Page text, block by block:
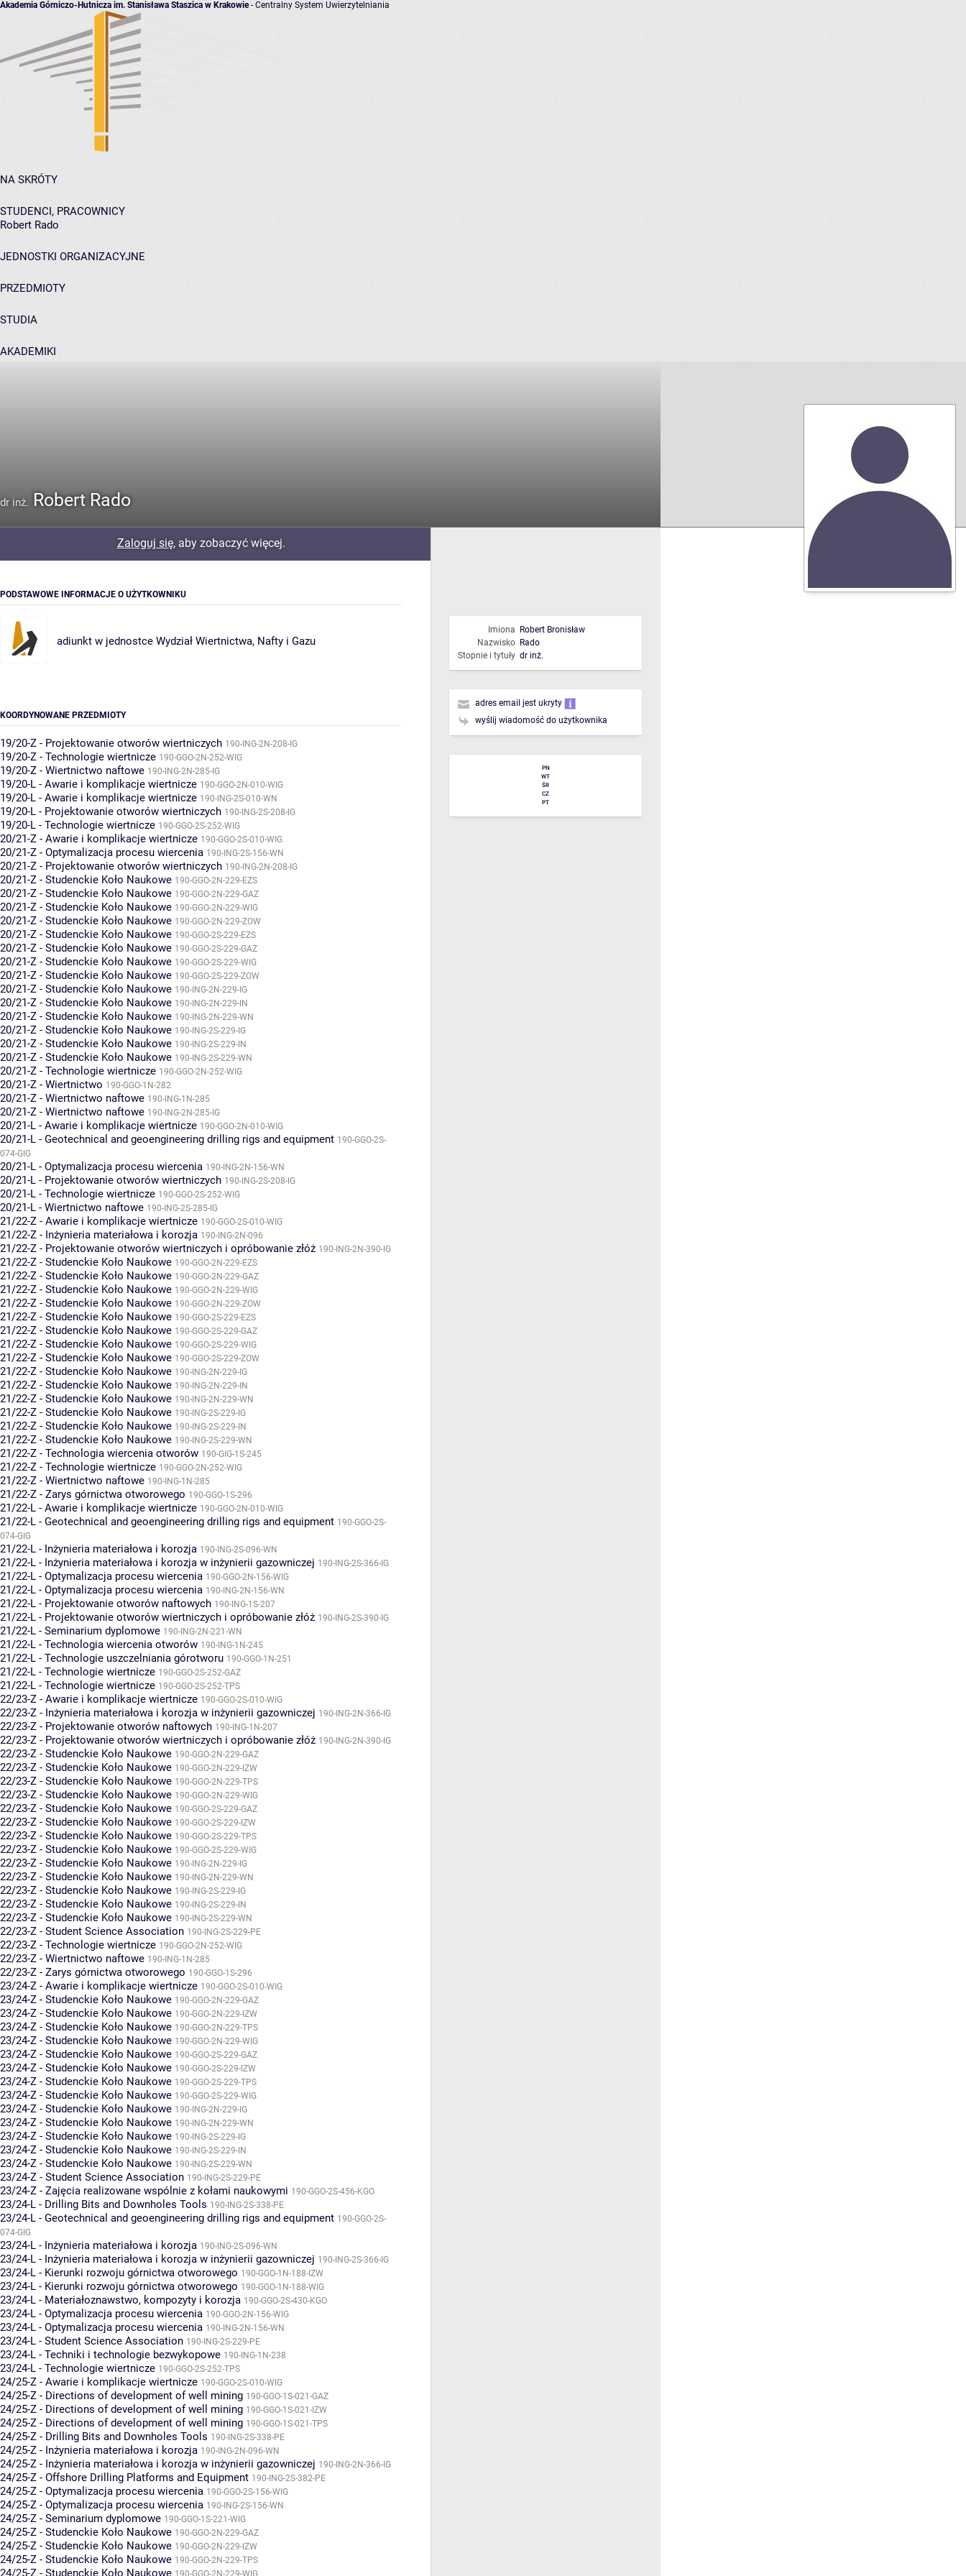
Akademia Górniczo-Hutnicza im. Stanisława Staszica w Krakowie- Centralny System Uwierzytelniania
NA SKRÓTY
STUDENCI, PRACOWNICY
Robert Rado
JEDNOSTKI ORGANIZACYJNE
PRZEDMIOTY
STUDIA
AKADEMIKI
dr inż. Robert Rado
Zaloguj się, aby zobaczyć więcej.
PODSTAWOWE INFORMACJE O UŻYTKOWNIKU
adiunkt w jednostce Wydział Wiertnictwa, Nafty i Gazu
KOORDYNOWANE PRZEDMIOTY
19/20-Z - Projektowanie otworów wiertniczych 190-ING-2N-208-IG
19/20-Z - Technologie wiertnicze 190-GGO-2N-252-WIG
19/20-Z - Wiertnictwo naftowe 190-ING-2N-285-IG
19/20-L - Awarie i komplikacje wiertnicze 190-GGO-2N-010-WIG
19/20-L - Awarie i komplikacje wiertnicze 190-ING-2S-010-WN
19/20-L - Projektowanie otworów wiertniczych 190-ING-2S-208-IG
19/20-L - Technologie wiertnicze 190-GGO-2S-252-WIG
20/21-Z - Awarie i komplikacje wiertnicze 190-GGO-2S-010-WIG
20/21-Z - Optymalizacja procesu wiercenia 190-ING-2S-156-WN
20/21-Z - Projektowanie otworów wiertniczych 190-ING-2N-208-IG
20/21-Z - Studenckie Koło Naukowe 190-GGO-2N-229-EZS
20/21-Z - Studenckie Koło Naukowe 190-GGO-2N-229-GAZ
20/21-Z - Studenckie Koło Naukowe 190-GGO-2N-229-WIG
20/21-Z - Studenckie Koło Naukowe 190-GGO-2N-229-ZOW
20/21-Z - Studenckie Koło Naukowe 190-GGO-2S-229-EZS
20/21-Z - Studenckie Koło Naukowe 190-GGO-2S-229-GAZ
20/21-Z - Studenckie Koło Naukowe 190-GGO-2S-229-WIG
20/21-Z - Studenckie Koło Naukowe 190-GGO-2S-229-ZOW
20/21-Z - Studenckie Koło Naukowe 190-ING-2N-229-IG
20/21-Z - Studenckie Koło Naukowe 190-ING-2N-229-IN
20/21-Z - Studenckie Koło Naukowe 190-ING-2N-229-WN
20/21-Z - Studenckie Koło Naukowe 190-ING-2S-229-IG
20/21-Z - Studenckie Koło Naukowe 190-ING-2S-229-IN
20/21-Z - Studenckie Koło Naukowe 190-ING-2S-229-WN
20/21-Z - Technologie wiertnicze 190-GGO-2N-252-WIG
20/21-Z - Wiertnictwo 190-GGO-1N-282
20/21-Z - Wiertnictwo naftowe 190-ING-1N-285
20/21-Z - Wiertnictwo naftowe 190-ING-2N-285-IG
20/21-L - Awarie i komplikacje wiertnicze 190-GGO-2N-010-WIG
20/21-L - Geotechnical and geoengineering drilling rigs and equipment 190-GGO-2S-
074-GIG
20/21-L - Optymalizacja procesu wiercenia 190-ING-2N-156-WN
20/21-L - Projektowanie otworów wiertniczych 190-ING-2S-208-IG
20/21-L - Technologie wiertnicze 190-GGO-2S-252-WIG
20/21-L - Wiertnictwo naftowe 190-ING-2S-285-IG
21/22-Z - Awarie i komplikacje wiertnicze 190-GGO-2S-010-WIG
21/22-Z - Inżynieria materiałowa i korozja 190-ING-2N-096
21/22-Z - Projektowanie otworów wiertniczych i opróbowanie złóż 190-ING-2N-390-IG
21/22-Z - Studenckie Koło Naukowe 190-GGO-2N-229-EZS
21/22-Z - Studenckie Koło Naukowe 190-GGO-2N-229-GAZ
21/22-Z - Studenckie Koło Naukowe 190-GGO-2N-229-WIG
21/22-Z - Studenckie Koło Naukowe 190-GGO-2N-229-ZOW
21/22-Z - Studenckie Koło Naukowe 190-GGO-2S-229-EZS
21/22-Z - Studenckie Koło Naukowe 190-GGO-2S-229-GAZ
21/22-Z - Studenckie Koło Naukowe 190-GGO-2S-229-WIG
21/22-Z - Studenckie Koło Naukowe 190-GGO-2S-229-ZOW
21/22-Z - Studenckie Koło Naukowe 190-ING-2N-229-IG
21/22-Z - Studenckie Koło Naukowe 190-ING-2N-229-IN
21/22-Z - Studenckie Koło Naukowe 190-ING-2N-229-WN
21/22-Z - Studenckie Koło Naukowe 190-ING-2S-229-IG
21/22-Z - Studenckie Koło Naukowe 190-ING-2S-229-IN
21/22-Z - Studenckie Koło Naukowe 190-ING-2S-229-WN
21/22-Z - Technologia wiercenia otworów 190-GIG-1S-245
21/22-Z - Technologie wiertnicze 190-GGO-2N-252-WIG
21/22-Z - Wiertnictwo naftowe 190-ING-1N-285
21/22-Z - Zarys górnictwa otworowego 190-GGO-1S-296
21/22-L - Awarie i komplikacje wiertnicze 190-GGO-2N-010-WIG
21/22-L - Geotechnical and geoengineering drilling rigs and equipment 190-GGO-2S-
074-GIG
21/22-L - Inżynieria materiałowa i korozja 190-ING-2S-096-WN
21/22-L - Inżynieria materiałowa i korozja w inżynierii gazowniczej 190-ING-2S-366-IG
21/22-L - Optymalizacja procesu wiercenia 190-GGO-2N-156-WIG
21/22-L - Optymalizacja procesu wiercenia 190-ING-2N-156-WN
21/22-L - Projektowanie otworów naftowych 190-ING-1S-207
21/22-L - Projektowanie otworów wiertniczych i opróbowanie złóż 190-ING-2S-390-IG
21/22-L - Seminarium dyplomowe 190-ING-2N-221-WN
21/22-L - Technologia wiercenia otworów 190-ING-1N-245
21/22-L - Technologie uszczelniania górotworu 190-GGO-1N-251
21/22-L - Technologie wiertnicze 190-GGO-2S-252-GAZ
21/22-L - Technologie wiertnicze 190-GGO-2S-252-TPS
22/23-Z - Awarie i komplikacje wiertnicze 190-GGO-2S-010-WIG
22/23-Z - Inżynieria materiałowa i korozja w inżynierii gazowniczej 190-ING-2N-366-IG
22/23-Z - Projektowanie otworów naftowych 190-ING-1N-207
22/23-Z - Projektowanie otworów wiertniczych i opróbowanie złóż 190-ING-2N-390-IG
22/23-Z - Studenckie Koło Naukowe 190-GGO-2N-229-GAZ
22/23-Z - Studenckie Koło Naukowe 190-GGO-2N-229-IZW
22/23-Z - Studenckie Koło Naukowe 190-GGO-2N-229-TPS
22/23-Z - Studenckie Koło Naukowe 190-GGO-2N-229-WIG
22/23-Z - Studenckie Koło Naukowe 190-GGO-2S-229-GAZ
22/23-Z - Studenckie Koło Naukowe 190-GGO-2S-229-IZW
22/23-Z - Studenckie Koło Naukowe 190-GGO-2S-229-TPS
22/23-Z - Studenckie Koło Naukowe 190-GGO-2S-229-WIG
22/23-Z - Studenckie Koło Naukowe 190-ING-2N-229-IG
22/23-Z - Studenckie Koło Naukowe 190-ING-2N-229-WN
22/23-Z - Studenckie Koło Naukowe 190-ING-2S-229-IG
22/23-Z - Studenckie Koło Naukowe 190-ING-2S-229-IN
22/23-Z - Studenckie Koło Naukowe 190-ING-2S-229-WN
22/23-Z - Student Science Association 190-ING-2S-229-PE
22/23-Z - Technologie wiertnicze 190-GGO-2N-252-WIG
22/23-Z - Wiertnictwo naftowe 190-ING-1N-285
22/23-Z - Zarys górnictwa otworowego 190-GGO-1S-296
23/24-Z - Awarie i komplikacje wiertnicze 190-GGO-2S-010-WIG
23/24-Z - Studenckie Koło Naukowe 190-GGO-2N-229-GAZ
23/24-Z - Studenckie Koło Naukowe 190-GGO-2N-229-IZW
23/24-Z - Studenckie Koło Naukowe 190-GGO-2N-229-TPS
23/24-Z - Studenckie Koło Naukowe 190-GGO-2N-229-WIG
23/24-Z - Studenckie Koło Naukowe 190-GGO-2S-229-GAZ
23/24-Z - Studenckie Koło Naukowe 190-GGO-2S-229-IZW
23/24-Z - Studenckie Koło Naukowe 190-GGO-2S-229-TPS
23/24-Z - Studenckie Koło Naukowe 190-GGO-2S-229-WIG
23/24-Z - Studenckie Koło Naukowe 190-ING-2N-229-IG
23/24-Z - Studenckie Koło Naukowe 190-ING-2N-229-WN
23/24-Z - Studenckie Koło Naukowe 190-ING-2S-229-IG
23/24-Z - Studenckie Koło Naukowe 190-ING-2S-229-IN
23/24-Z - Studenckie Koło Naukowe 190-ING-2S-229-WN
23/24-Z - Student Science Association 190-ING-2S-229-PE
23/24-Z - Zajęcia realizowane wspólnie z kołami naukowymi 190-GGO-2S-456-KGO
23/24-L - Drilling Bits and Downholes Tools 190-ING-2S-338-PE
23/24-L - Geotechnical and geoengineering drilling rigs and equipment 190-GGO-2S-
074-GIG
23/24-L - Inżynieria materiałowa i korozja 190-ING-2S-096-WN
23/24-L - Inżynieria materiałowa i korozja w inżynierii gazowniczej 190-ING-2S-366-IG
23/24-L - Kierunki rozwoju górnictwa otworowego 190-GGO-1N-188-IZW
23/24-L - Kierunki rozwoju górnictwa otworowego 190-GGO-1N-188-WIG
23/24-L - Materiałoznawstwo, kompozyty i korozja 190-GGO-2S-430-KGO
23/24-L - Optymalizacja procesu wiercenia 190-GGO-2N-156-WIG
23/24-L - Optymalizacja procesu wiercenia 190-ING-2N-156-WN
23/24-L - Student Science Association 190-ING-2S-229-PE
23/24-L - Techniki i technologie bezwykopowe 190-ING-1N-238
23/24-L - Technologie wiertnicze 190-GGO-2S-252-TPS
24/25-Z - Awarie i komplikacje wiertnicze 190-GGO-2S-010-WIG
24/25-Z - Directions of development of well mining 190-GGO-1S-021-GAZ
24/25-Z - Directions of development of well mining 190-GGO-1S-021-IZW
24/25-Z - Directions of development of well mining 190-GGO-1S-021-TPS
24/25-Z - Drilling Bits and Downholes Tools 190-ING-2S-338-PE
24/25-Z - Inżynieria materiałowa i korozja 190-ING-2N-096-WN
24/25-Z - Inżynieria materiałowa i korozja w inżynierii gazowniczej 190-ING-2N-366-IG
24/25-Z - Offshore Drilling Platforms and Equipment 190-ING-2S-382-PE
24/25-Z - Optymalizacja procesu wiercenia 190-GGO-2S-156-WIG
24/25-Z - Optymalizacja procesu wiercenia 190-ING-2S-156-WN
24/25-Z - Seminarium dyplomowe 190-GGO-1S-221-WIG
24/25-Z - Studenckie Koło Naukowe 190-GGO-2N-229-GAZ
24/25-Z - Studenckie Koło Naukowe 190-GGO-2N-229-IZW
24/25-Z - Studenckie Koło Naukowe 190-GGO-2N-229-TPS
24/25-Z - Studenckie Koło Naukowe 190-GGO-2N-229-WIG
Imiona
Robert Bronisław
Nazwisko Rado
Stopnie i tytuły dr inż.
adres email jest ukryty
wyślij wiadomość do użytkownika
PN
WT
ŚR
CZ
PT